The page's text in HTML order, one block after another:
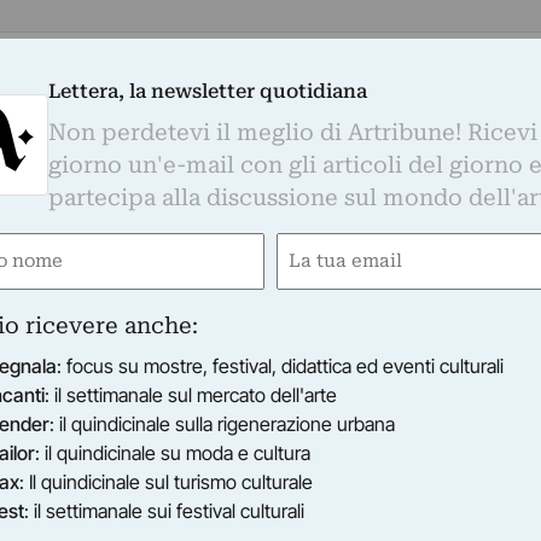
REALE E VIRTUALE
le sue origini di pittore con la
della video arte. Il lavorare con le mani e,
virtuali. La manipolazione, il diretto
e, insieme, le astratte icone di fluidi
DELL'ALFABETO IMPOSSIBILE
le agonie del desiderio, tra le estasi del sogno
i gesti, i segni di Francesco Vella si
e prudenza, grazia, eleganza. Su
come il legno o un suo derivato artificiale,
l’ovale e il cerchio, in altre finemente
Lettera, la newsletter quotidiana
Non perdetevi il meglio di Artribune! Ricevi
giorno un'e-mail con gli articoli del giorno e
partecipa alla discussione sul mondo
Email
ricevere anche:
: focus su mostre, festival, didattica ed eventi culturali
: il settimanale sul mercato dell'arte
: il quindicinale sulla rigenerazione urbana
: il quindicinale su moda e cultura
: Il quindicinale sul turismo culturale
: il settimanale sui festival culturali